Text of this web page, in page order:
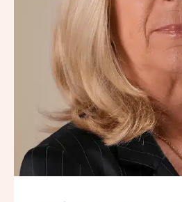
bereikbaar.
Zonder twijfel is dit een van de
vrijstaande semi bungalows in
vrije ligging. Als bewoner van
zeer centraal; het station en
zijn binnen 10 minuten fietsen
kan je heerlijk suppen/
schaatsen.